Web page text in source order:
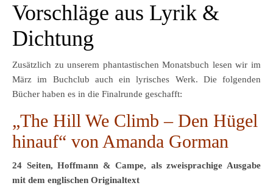
Vorschläge aus Lyrik &
Dichtung
Zusätzlich zu unserem phantastischen Monatsbuch lesen wir im
März im Buchclub auch ein lyrisches Werk. Die folgenden
Bücher haben es in die Finalrunde geschafft:
„The Hill We Climb – Den Hügel
hinauf“ von Amanda Gorman
24 Seiten, Hoffmann & Campe, als zweisprachige Ausgabe
mit dem englischen Originaltext